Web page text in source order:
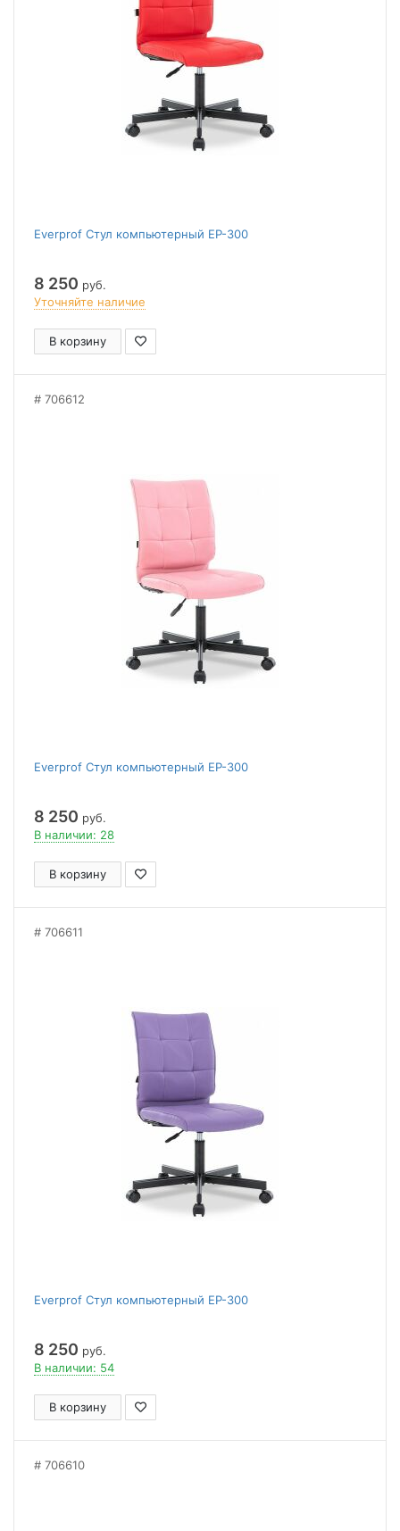
Everprof Стул компьютерный EP-300
8 250 руб.
Уточняйте наличие
В корзину
706612
Everprof Стул компьютерный EP-300
8 250 руб.
В наличии: 28
В корзину
706611
Everprof Стул компьютерный EP-300
8 250 руб.
В наличии: 54
В корзину
706610